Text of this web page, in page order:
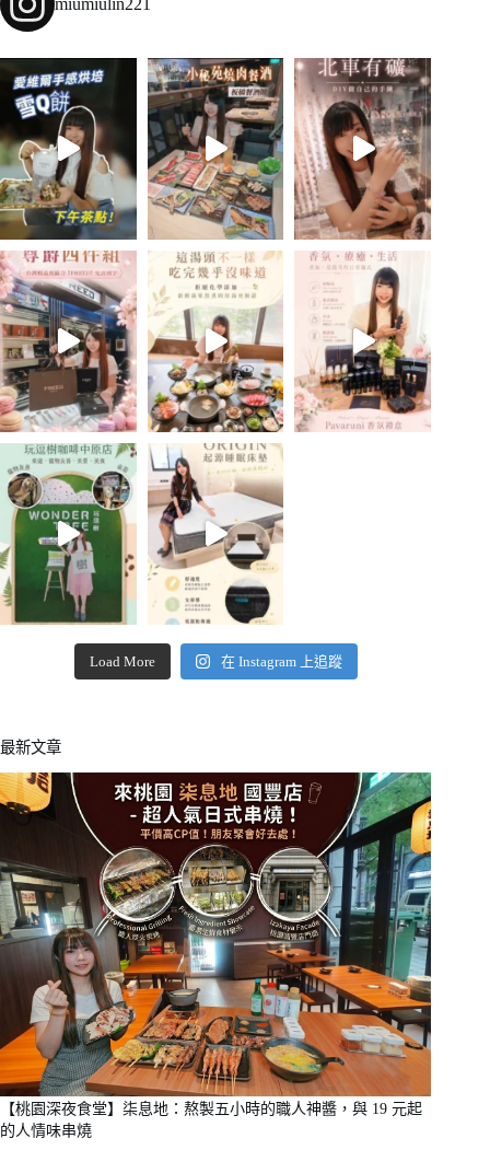
miumiulin221
Load More 在 Instagram 上追蹤
最新文章
【桃園深夜食堂】柒息地：熬製五小時的職人神醬，與 19 元起
的人情味串燒